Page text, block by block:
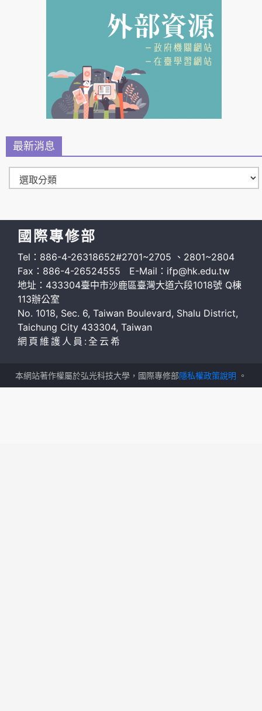
最新消息
國際專修部
Tel：886-4-26318652#2701~2705 、2801~2804
Fax：886-4-26524555 E-Mail：ifp@hk.edu.tw
地址：433304臺中市沙鹿區臺灣大道六段1018號 Q棟
113辦公室
No. 1018, Sec. 6, Taiwan Boulevard, Shalu District,
Taichung City 433304, Taiwan
網頁維護人員:全云希
本網站著作權屬於弘光科技大學，國際專修部隱私權政策說明 。